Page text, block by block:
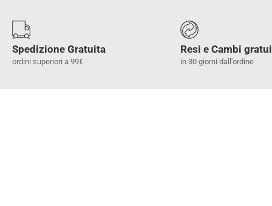
Spedizione Gratuita
ordini superiori a 99€
Resi e Cambi
in 30 giorni dall'ordine